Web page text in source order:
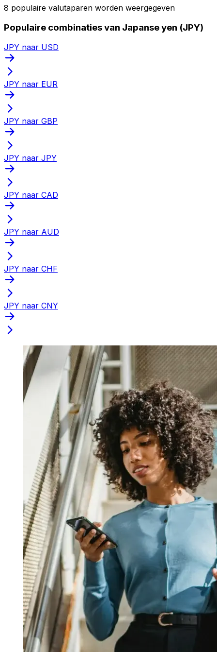
8 populaire valutaparen worden weergegeven
Populaire combinaties van Japanse yen (JPY)
JPY naar USD
JPY naar EUR
JPY naar GBP
JPY naar JPY
JPY naar CAD
JPY naar AUD
JPY naar CHF
JPY naar CNY